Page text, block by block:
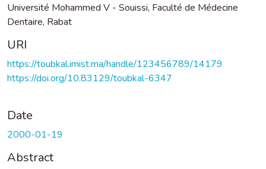
Université Mohammed V - Souissi, Faculté de Médecine
Dentaire, Rabat
URI
https://toubkal.imist.ma/handle/123456789/14179
https://doi.org/10.83129/toubkal-6347
Date
2000-01-19
Abstract